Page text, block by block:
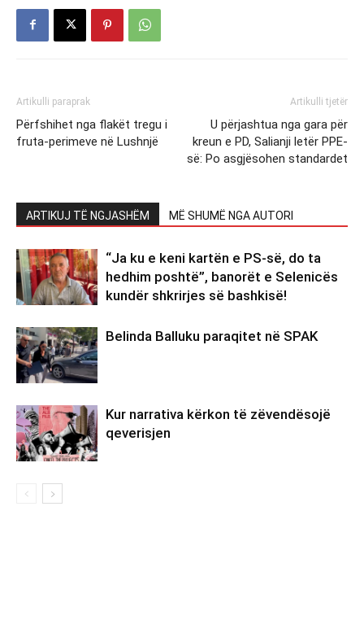
Artikulli paraprak
Përfshihet nga flakët tregu i
fruta-perimeve në Lushnjë
Artikulli tjetër
U përjashtua nga gara për
kreun e PD, Salianji letër PPE-
së: Po asgjësohen standardet
ARTIKUJ TË NGJASHËM MË SHUMË NGA AUTORI
“Ja ku e keni kartën e PS-së, do ta
hedhim poshtë”, banorët e Selenicës
kundër shkrirjes së bashkisë!
Belinda Balluku paraqitet në SPAK
Kur narrativa kërkon të zëvendësojë
qeverisjen